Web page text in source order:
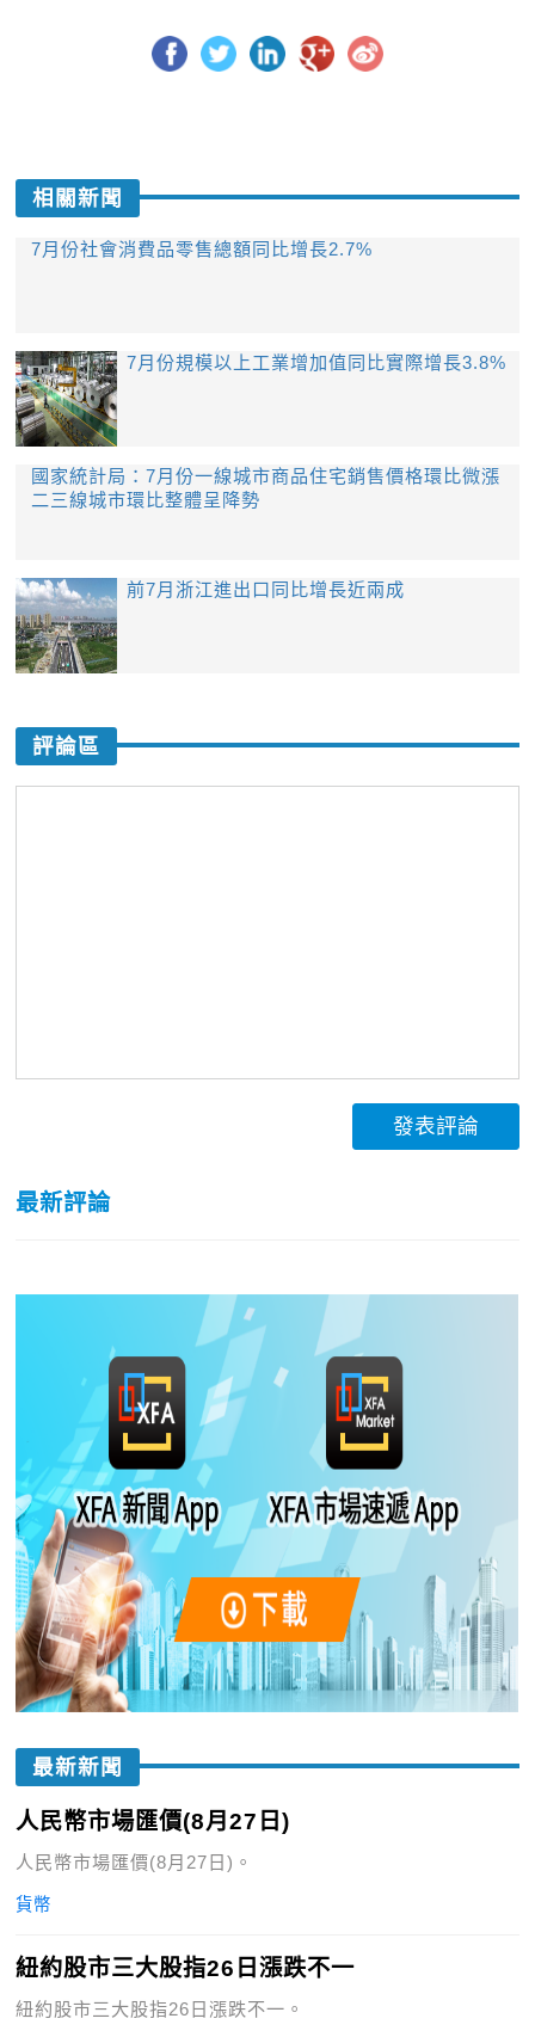
相關新聞
7月份社會消費品零售總額同比增長2.7%
7月份規模以上工業增加值同比實際增長3.8%
國家統計局：7月份一線城市商品住宅銷售價格環比微漲
二三線城市環比整體呈降勢
前7月浙江進出口同比增長近兩成
評論區
發表評論
最新評論
最新新聞
人民幣市場匯價(8月27日)
人民幣市場匯價(8月27日)。
貨幣
紐約股市三大股指26日漲跌不一
紐約股市三大股指26日漲跌不一。